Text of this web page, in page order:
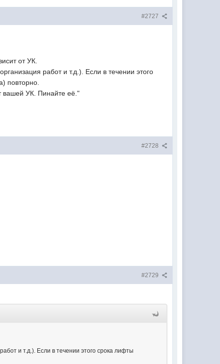
#2727
от УК.
работ и т.д.). Если в течении этого
повторно.
вашей УК. Пинайте её."
#2728
#2729
и т.д.). Если в течении этого срока лифты